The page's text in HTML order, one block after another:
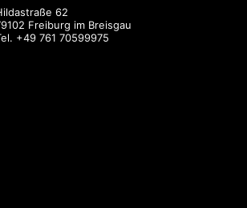
62
Freiburg im Breisgau
+49 761 70599975